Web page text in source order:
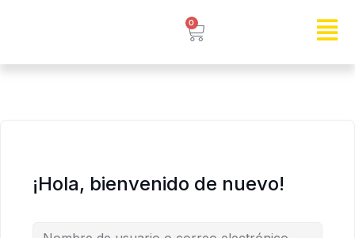
0
¡Hola, bienvenido de nuevo!